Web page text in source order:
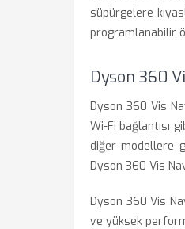
süpürgelere
programlanabilir
Dyson 360
Dyson 360 Vis
Wi-Fi bağlantısı
diğer modellere
Dyson 360 Vis
Dyson 360 Vis
ve yüksek